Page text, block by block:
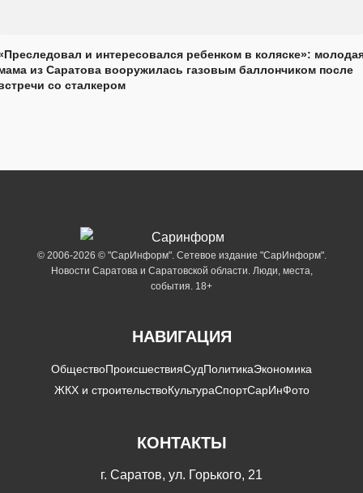
и интересовался ребенком в коляске»:
из Саратова вооружилась газовым баллончиком после
со сталкером
© 2006-2026 © "СарИнформ". Сетевое издание "СарИнформ".
Новости Саратова и Саратовской области. Люди, места,
события. 18+
НАВИГАЦИЯ
ОбществоПроисшествияСудПолитикаЭкономика
ЖКХ и строительствоКультураСпортСарИнФото
КОНТАКТЫ
г. Саратов, ул. Горького, 21